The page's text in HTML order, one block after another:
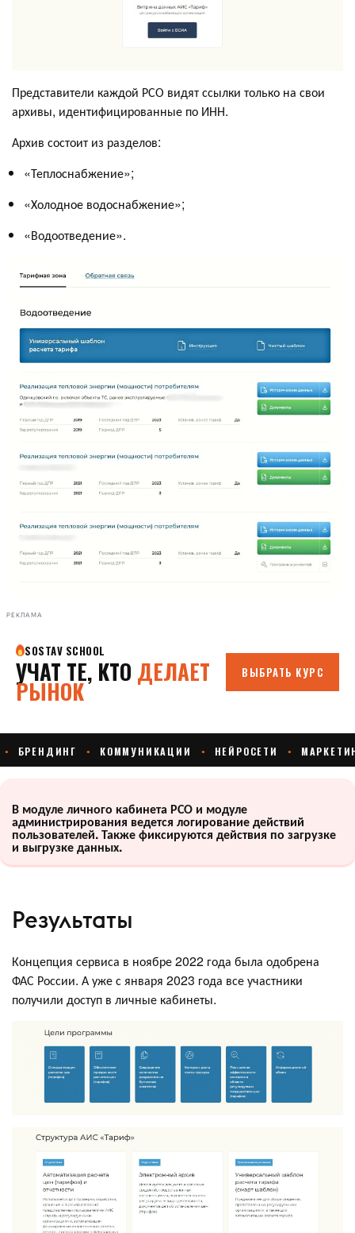
Представители каждой РСО видят ссылки только на свои
архивы, идентифицированные по ИНН.
Архив состоит из разделов:
«Теплоснабжение»;
«Холодное водоснабжение»;
«Водоотведение».
РЕКЛАМА
В модуле личного кабинета РСО и модуле
администрирования ведется логирование действий
пользователей. Также фиксируются действия по загрузке
и выгрузке данных.
Результаты
Концепция сервиса в ноябре 2022 года была одобрена
ФАС России. А уже с января 2023 года все участники
получили доступ в личные кабинеты.